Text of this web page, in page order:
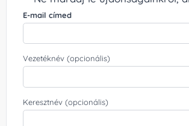
E-mail címed
Vezetéknév (opcionális)
Keresztnév (opcionális)